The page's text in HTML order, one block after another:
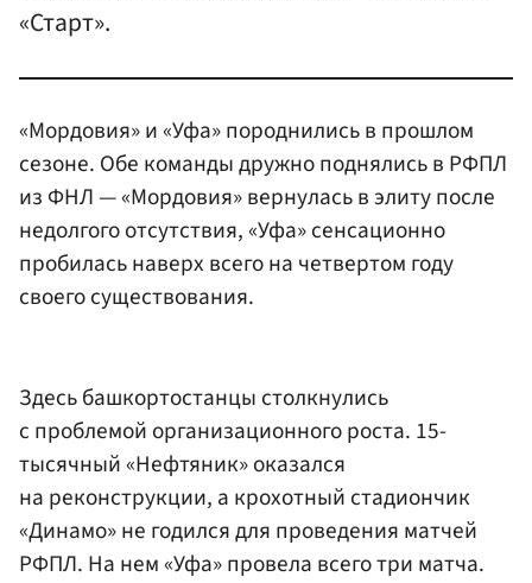
«Старт».
«Мордовия» и «Уфа» породнились в прошлом
сезоне. Обе команды дружно поднялись в РФПЛ
из ФНЛ — «Мордовия» вернулась в элиту после
недолгого отсутствия, «Уфа» сенсационно
пробилась наверх всего на четвертом году
своего существования.
Здесь башкортостанцы столкнулись
с проблемой организационного роста. 15-
тысячный «Нефтяник» оказался
на реконструкции, а крохотный стадиончик
«Динамо» не годился для проведения матчей
РФПЛ. На нем «Уфа» провела всего три матча.